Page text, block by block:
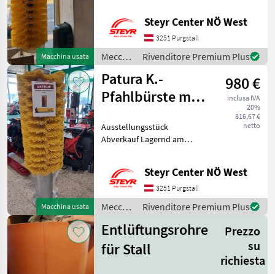
Macchina usata
Meccanizzazione interna
Strumenti per zootecnia e
cura animali
Steyr Center NÖ West
3251 Purgstall
Meccanizzazione
interna
/ Patura
Rivenditore Premium Plus
Macchina usata
Patura K.-
Pfahlbürste mit
980 €
inclusa IVA
20%
816,67 €
netto
Ausstellungsstück
Abverkauf Lagernd am
Meccanizzazione interna
Strumenti per zootecnia e
cura animali
Steyr Center NÖ West
3251 Purgstall
Meccanizzazione
/ Patura
Rivenditore Premium Plus
Entlüftungsrohre
für Stall
Prezzo
su
richiesta